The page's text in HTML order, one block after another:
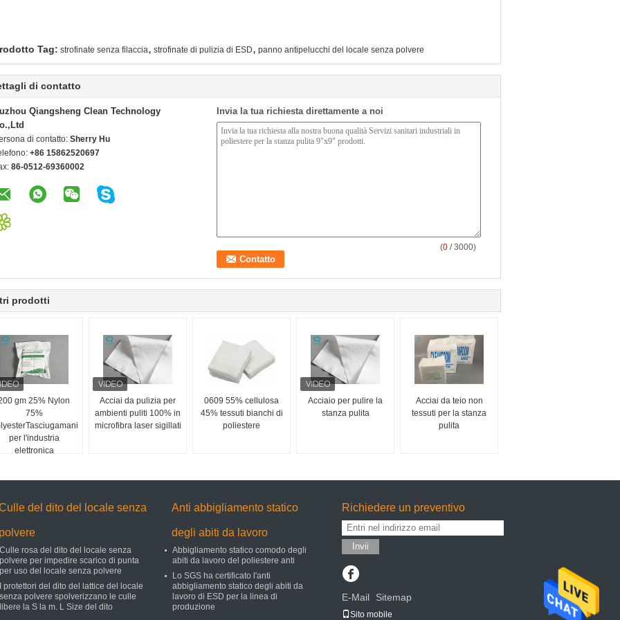
Tag: strofinate senza filaccia, strofinate di pulizia di ESD, panno antipelucchi del locale senza polvere
di contatto
Qiangsheng Clean Technology
di contatto: Sherry Hu
+86 15862520697
86-0512-69360002
Invia la tua richiesta direttamente a noi
(0 / 3000)
prodotti
gm 25% Nylon
75%
per l'industria
elettronica
Acciai da pulizia per
ambienti puliti 100% in
microfibra laser sigillati
0609 55% cellulosa
45% tessuti bianchi di
poliestere
Acciaio per pulire la
stanza pulita
Acciai da teio non
tessuti per la stanza
pulita
del dito del locale senza
polvere
Culle rosa del dito del locale senza
polvere per impedire scarico di punta
per uso del locale senza polvere
I protettori del dito del lattice del locale
senza polvere spolverizzano le culle
libere la S la m. L Size del dito
Anti abbigliamento statico
degli abiti da lavoro
Abbigliamento statico comodo degli
abiti da lavoro del poliestere anti
Lo SGS ha certificato l'anti
abbigliamento statico degli abiti da
lavoro di ESD per la linea di
produzione
Richiedere un preventivo
Invii
E-Mail Sitemap
Sito mobile